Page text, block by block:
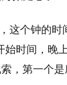
这个钟的时
始时间，晚
，第一个是